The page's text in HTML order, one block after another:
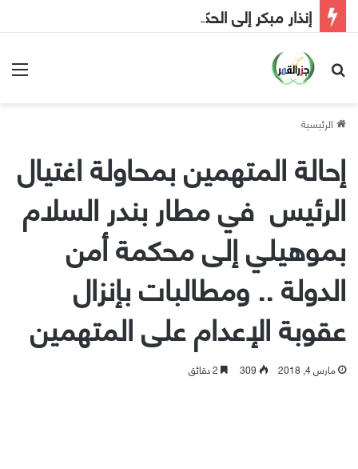
إنذار مبكر إلى الحكومة
بحث عن
الرئيسية
إحالة المتهمين بمحاولة اغتيال
الرئيس في مطار بندر السلام
بموهيلي إلى محكمة أمن
الدولة .. ومطالبات بإنزال
عقوبة الإعدام على المتهمين
مارس 4, 2018 309